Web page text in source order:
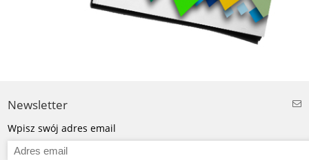
Newsletter
Wpisz swój adres email